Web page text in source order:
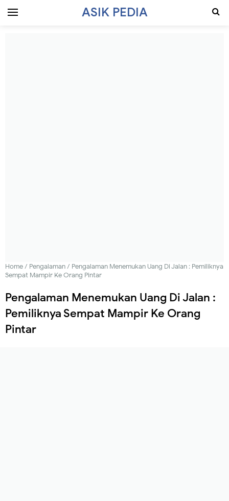
ASIK PEDIA
Home/ Pengalaman/ Pengalaman Menemukan Uang Di Jalan : Pemiliknya
Sempat Mampir Ke Orang Pintar
Pengalaman Menemukan Uang Di Jalan :
Pemiliknya Sempat Mampir Ke Orang
Pintar